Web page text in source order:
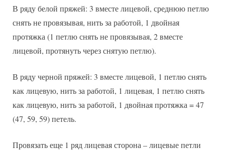
В ряду белой пряжей: 3 вместе лицевой, среднюю петлю
снять не провязывая, нить за работой, 1 двойная
протяжка (1 петлю снять не провязывая, 2 вместе
лицевой, протянуть через снятую петлю).
В ряду черной пряжей: 3 вместе лицевой, 1 петлю снять
как лицевую, нить за работой, 1 лицевая, 1 петлю снять
как лицевую, нить за работой, 1 двойная протяжка = 47
(47, 59, 59) петель.
Провязать еще 1 ряд лицевая сторона – лицевые петли